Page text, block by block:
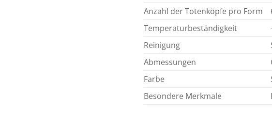
Anzahl der Totenköpfe pro Form
Temperaturbeständigkeit
Reinigung
Abmessungen
Farbe
Besondere Merkmale